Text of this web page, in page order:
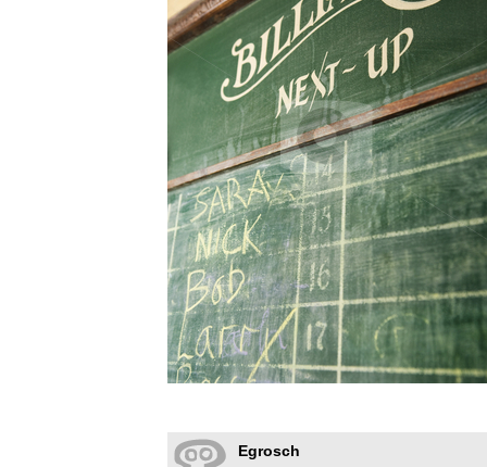
Egrosch